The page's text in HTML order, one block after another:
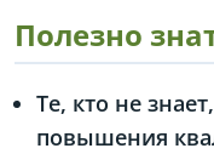
Полезно
Те, кто не
повышения